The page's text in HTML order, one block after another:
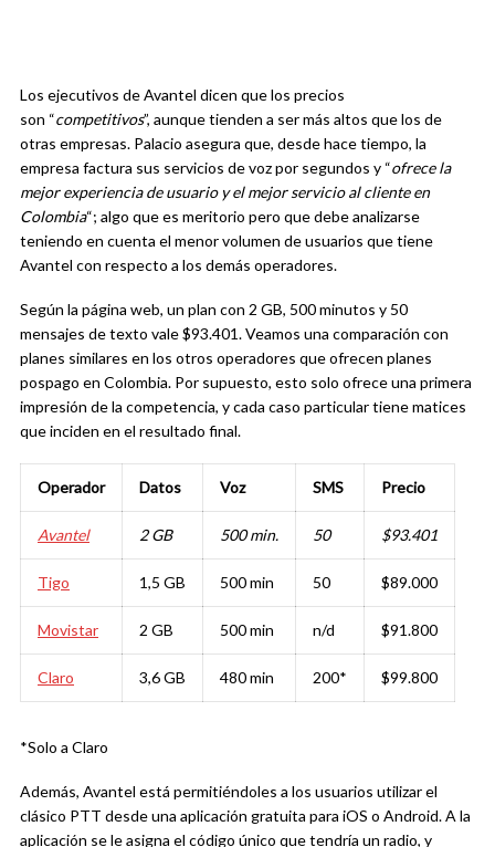
Los ejecutivos de Avantel dicen que los precios
son “competitivos”, aunque tienden a ser más altos que los de
otras empresas. Palacio asegura que, desde hace tiempo, la
empresa factura sus servicios de voz por segundos y “ofrece la
mejor experiencia de usuario y el mejor servicio al cliente en
Colombia“; algo que es meritorio pero que debe analizarse
teniendo en cuenta el menor volumen de usuarios que tiene
Avantel con respecto a los demás operadores.
Según la página web, un plan con 2 GB, 500 minutos y 50
mensajes de texto vale $93.401. Veamos una comparación con
planes similares en los otros operadores que ofrecen planes
pospago en Colombia. Por supuesto, esto solo ofrece una primera
impresión de la competencia, y cada caso particular tiene matices
que inciden en el resultado final.
Operador Datos Voz SMS Precio
Avantel 2 GB 500 min. 50 $93.401
Tigo 1,5 GB 500 min 50 $89.000
Movistar 2 GB 500 min n/d $91.800
Claro 3,6 GB 480 min 200* $99.800
*Solo a Claro
Además, Avantel está permitiéndoles a los usuarios utilizar el
clásico PTT desde una aplicación gratuita para iOS o Android. A la
aplicación se le asigna el código único que tendría un radio, y